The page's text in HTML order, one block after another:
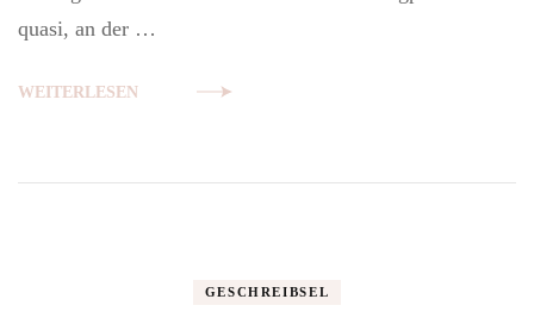
quasi, an der …
WEITERLESEN
GESCHREIBSEL